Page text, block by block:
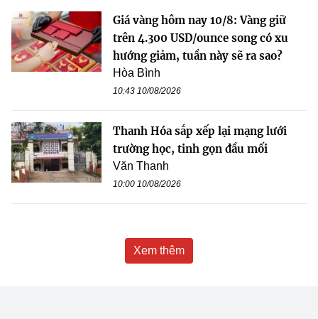
Giá vàng hôm nay 10/8: Vàng giữ
trên 4.300 USD/ounce song có xu
hướng giảm, tuần này sẽ ra sao?
Hòa Bình
10:43 10/08/2026
Thanh Hóa sắp xếp lại mạng lưới
trường học, tinh gọn đầu mối
Văn Thanh
10:00 10/08/2026
Xem thêm